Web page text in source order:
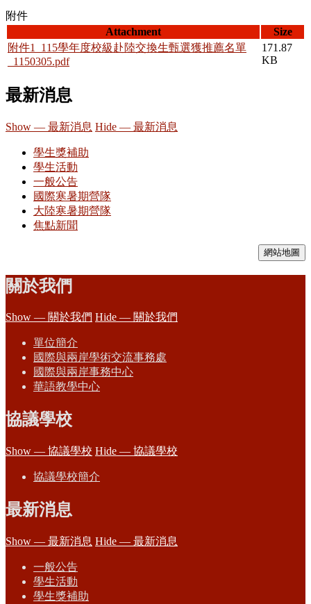
附件
Attachment
Size
附件1_115學年度校級赴陸交換生甄選獲推薦名單
_1150305.pdf
171.87
KB
最新消息
Show — 最新消息 Hide — 最新消息
學生獎補助
學生活動
一般公告
國際寒暑期營隊
大陸寒暑期營隊
焦點新聞
網站地圖
關於我們
Show — 關於我們 Hide — 關於我們
單位簡介
國際與兩岸學術交流事務處
國際與兩岸事務中心
華語教學中心
協議學校
Show — 協議學校 Hide — 協議學校
協議學校簡介
最新消息
Show — 最新消息 Hide — 最新消息
一般公告
學生活動
學生獎補助